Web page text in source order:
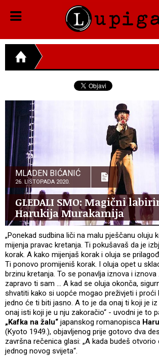
MLADEN BIĆANIĆ
26. LISTOPADA 2020.
GLEDALI SMO: Magični
Harukija Murakamija
„Ponekad sudbina liči na malu pješčanu oluju
mijenja pravac kretanja. Ti pokušavaš da je
korak. A kako mijenjaš korak i oluja se
Ti ponovo promijeniš korak. I oluja opet u
brzinu kretanja. To se ponavlja iznova i
zapravo ti sam … A kad se oluja okonča,
shvatiti kako si uopće mogao preživjeti i proći
jedno će ti biti jasno. A to je da onaj ti koji je
onaj isti koji je u nju zakoračio“ - uvodni je to
„Kafka na žalu“ japanskog romanopisca
(Kyoto 1949.), objavljenog prije gotovo dva
završna rečenica glasi: „A kada budeš
jednog novog svijeta“.